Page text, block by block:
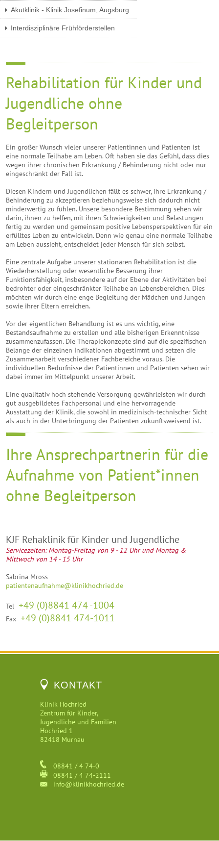
Akutklinik - Klinik Josefinum, Augsburg
Interdisziplinäre Frühförderstellen
Rehabilitation für Kinder und
Jugendliche ohne
Begleitperson
Ein großer Wunsch vieler unserer Patientinnen und Patienten ist
eine normale Teilhabe am Leben. Oft haben sie das Gefühl, dass dies
wegen ihrer chronischen Erkrankung / Behinderung nicht oder nur
eingeschränkt der Fall ist.
Diesen Kindern und Jugendlichen fällt es schwer, ihre Erkrankung /
Behinderung zu akzeptieren beziehungsweise sich dadurch nicht
minderwertig zu fühlen. Unsere besondere Bestimmung sehen wir
darin, ihnen zu helfen, mit ihren Schwierigkeiten und Belastungen
fertig zu werden und gemeinsam positive Lebensperspektiven für ein
erfülltes Leben zu entwickeln. Denn wie genau eine normale Teilhabe
am Leben aussieht, entscheidet jeder Mensch für sich selbst.
Eine zentrale Aufgabe unserer stationären Rehabilitation ist die
Wiederherstellung oder wesentliche Besserung ihrer
Funktionsfähigkeit, insbesondere auf der Ebene der Aktivitäten bei
bedrohter oder eingeschränkter Teilhabe an Lebensbereichen. Dies
möchten wir durch eine enge Begleitung der Mädchen und Jungen
sowie ihrer Eltern erreichen.
Vor der eigentlichen Behandlung ist es uns wichtig, eine
Bestandsaufnahme zu erstellen und alle bisherigen Erkenntnisse
zusammenzufassen. Die Therapiekonzepte sind auf die spezifischen
Belange der einzelnen Indikationen abgestimmt und setzen die
Zusammenarbeit verschiedener Fachbereiche voraus. Die
individuellen Bedürfnisse der Patientinnen und Patienten sehen wir
dabei immer im Mittelpunkt unserer Arbeit.
Eine qualitativ hoch stehende Versorgung gewährleisten wir durch
gut ausgebildetes Fachpersonal und eine hervorragende
Ausstattung der Klinik, die sowohl in medizinisch-technischer Sicht
als auch in der Unterbringung der Patienten zukunftsweisend ist.
Ihre Ansprechpartnerin für die
Aufnahme von Patient*innen
ohne Begleitperson
KJF Rehaklinik für Kinder und Jugendliche
Servicezeiten: Montag-Freitag von 9 - 12 Uhr und Montag &
Mittwoch von 14 - 15 Uhr
Sabrina Mross
patientenaufnahme@klinikhochried.de
Tel +49 (0)8841 474 -1004
Fax +49 (0)8841 474-1011
KONTAKT
Klinik Hochried
Zentrum für Kinder,
Jugendliche und Familien
Hochried 1
82418 Murnau
08841 / 4 74-0
08841 / 4 74-2111
info@klinikhochried.de